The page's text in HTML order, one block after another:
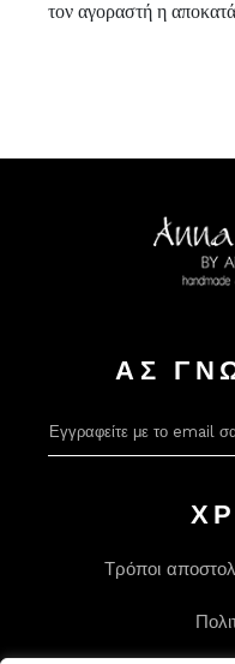
τον αγοραστή η
ΑΣ
Τρόποι